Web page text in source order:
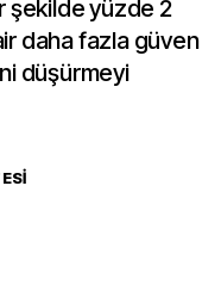
şekilde yüzde 2
daha fazla güven
düşürmeyi